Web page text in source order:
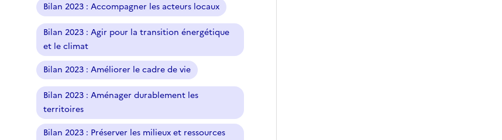
Bilan 2023 : Accompagner les acteurs locaux
Bilan 2023 : Agir pour la transition énergétique
et le climat
Bilan 2023 : Améliorer le cadre de vie
Bilan 2023 : Aménager durablement les
territoires
Bilan 2023 : Préserver les milieux et ressources